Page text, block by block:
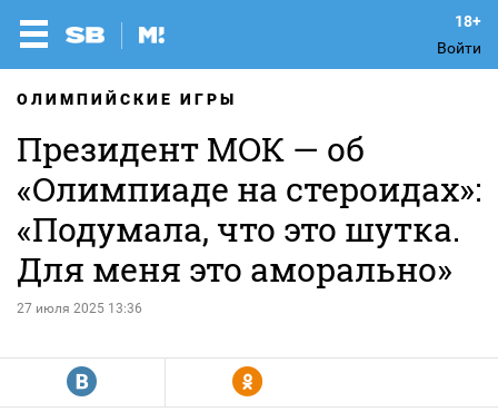
Войти
ОЛИМПИЙСКИЕ ИГРЫ
Президент МОК — об
«Олимпиаде на стероидах»:
«Подумала, что это шутка.
Для меня это аморально»
27 июля 2025 13:36
R Y